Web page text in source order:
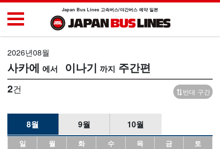
Japan Bus Lines 고속버스/야간버스 예약 일본
2026년08월
사카에 이나기 주간편
2건 반대 구간
8월 9월 10월
일 월 화 수 목 금
토